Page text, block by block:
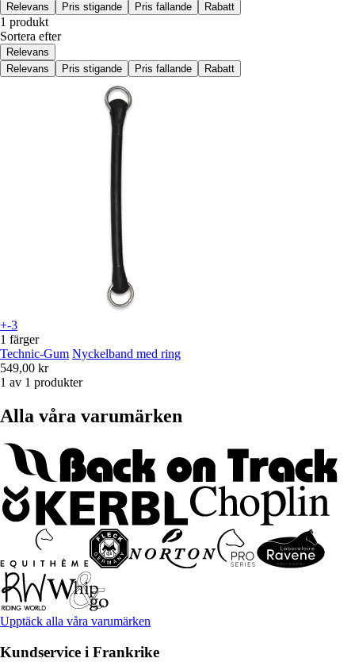
Relevans
Pris stigande Pris fallande Rabatt
1 produkt
Sortera efter
Relevans
Relevans
Pris stigande Pris fallande Rabatt
+-3
1 färger
Technic-Gum Nyckelband med ring
549,00 kr
1 av 1 produkter
Alla våra varumärken
Upptäck alla våra varumärken
Kundservice i Frankrike